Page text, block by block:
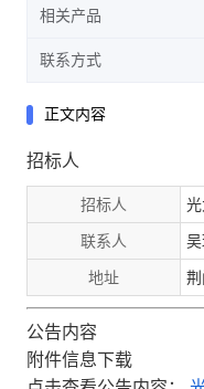
相关产品
联系方式
正文内容
招标人
招标人
联系人
地址
公告内容
附件信息下载